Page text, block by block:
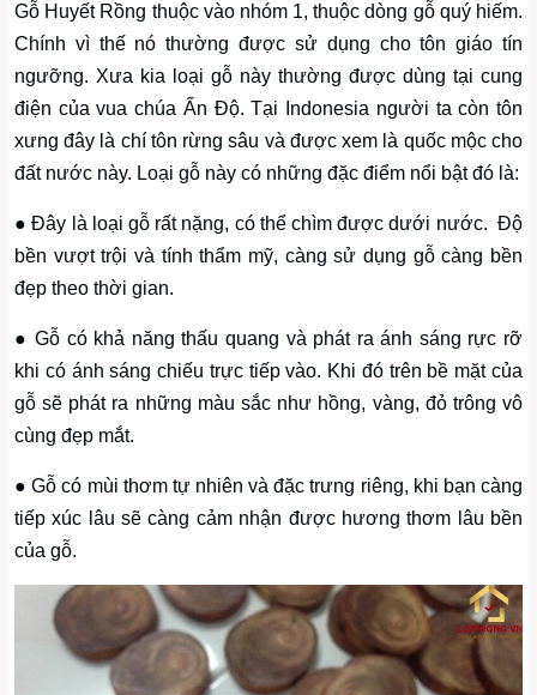
Gỗ Huyết Rồng thuộc vào nhóm 1, thuộc dòng gỗ quý hiếm.
Chính vì thế nó thường được sử dụng cho tôn giáo tín
ngưỡng. Xưa kia loại gỗ này thường được dùng tại cung
điện của vua chúa Ấn Độ. Tại Indonesia người ta còn tôn
xưng đây là chí tôn rừng sâu và được xem là quốc mộc cho
đất nước này. Loại gỗ này có những đặc điểm nổi bật đó là:
● Đây là loại gỗ rất nặng, có thể chìm được dưới nước. Độ
bền vượt trội và tính thẩm mỹ, càng sử dụng gỗ càng bền
đẹp theo thời gian.
● Gỗ có khả năng thấu quang và phát ra ánh sáng rực rỡ
khi có ánh sáng chiếu trực tiếp vào. Khi đó trên bề mặt của
gỗ sẽ phát ra những màu sắc như hồng, vàng, đỏ trông vô
cùng đẹp mắt.
● Gỗ có mùi thơm tự nhiên và đặc trưng riêng, khi bạn càng
tiếp xúc lâu sẽ càng cảm nhận được hương thơm lâu bền
của gỗ.